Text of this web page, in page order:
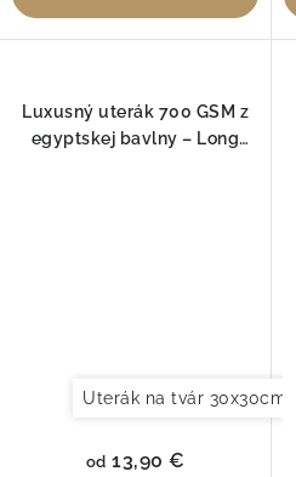
Luxusný uterák 700 GSM z
egyptskej bavlny – Long
Uterák na tvár 30x30cm
od 13,90 €